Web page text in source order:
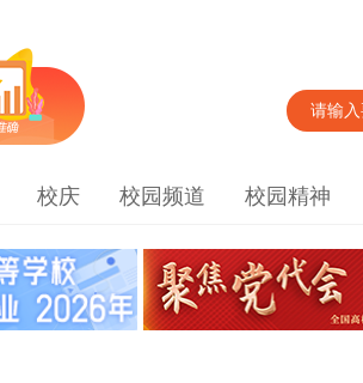
校庆 校园频道 校园精神